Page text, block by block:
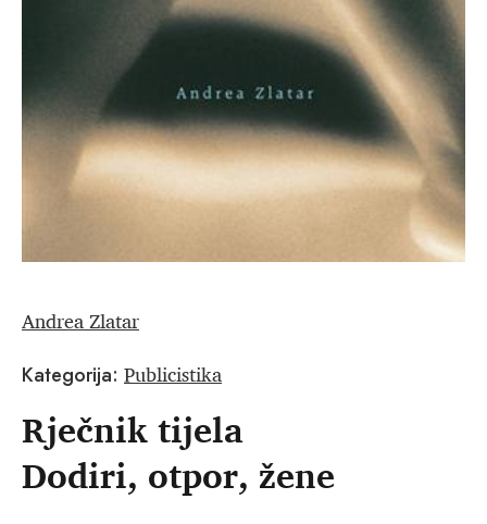
Andrea Zlatar
Kategorija: Publicistika
Rječnik tijela
Dodiri, otpor, žene